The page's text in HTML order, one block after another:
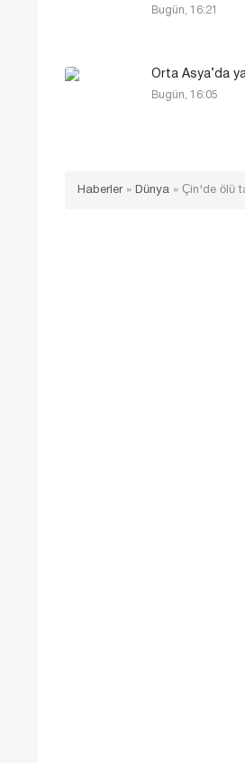
Bugün, 16:21
Orta Asya’da
Bugün, 16:05
Haberler» Dünya » Çin'de ölü